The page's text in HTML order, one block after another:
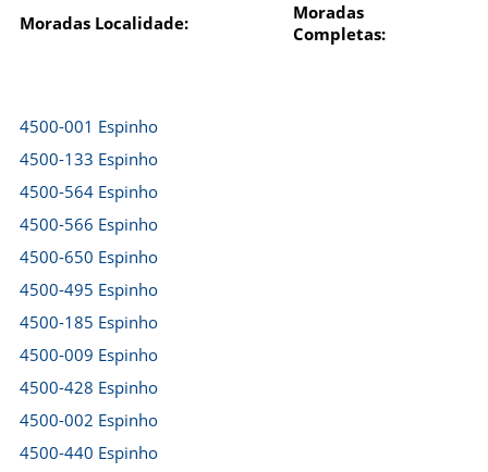
Moradas Localidade:
Moradas
Completas:
4500-001 Espinho
4500-133 Espinho
4500-564 Espinho
4500-566 Espinho
4500-650 Espinho
4500-495 Espinho
4500-185 Espinho
4500-009 Espinho
4500-428 Espinho
4500-002 Espinho
4500-440 Espinho